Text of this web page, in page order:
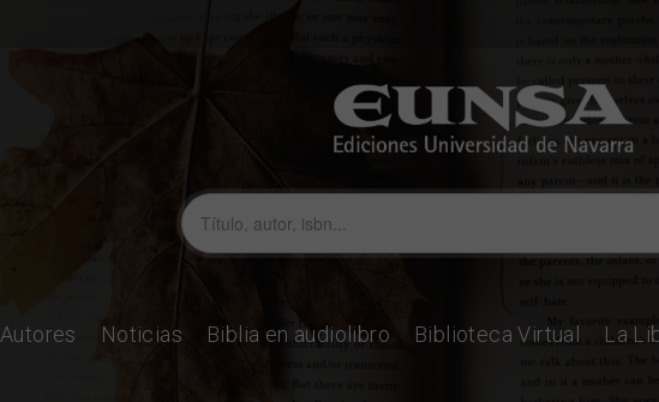
Autores Noticias Biblia en audiolibro Biblioteca Virtual La